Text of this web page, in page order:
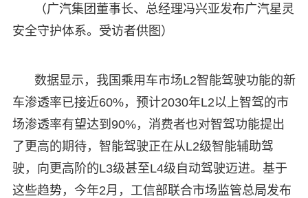
（广汽集团董事长、总经理冯兴亚发布广汽星灵
安全守护体系。受访者供图）
数据显示，我国乘用车市场L2智能驾驶功能的新
车渗透率已接近60%，预计2030年L2以上智驾的市
场渗透率有望达到90%，消费者也对智驾功能提出
了更高的期待，智能驾驶正在从L2级智能辅助驾
驶，向更高阶的L3级甚至L4级自动驾驶迈进。基于
这些趋势，今年2月，工信部联合市场监管总局发布